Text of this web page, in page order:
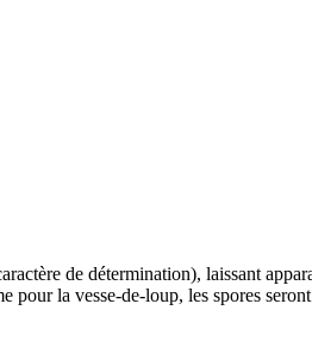
de détermination), laissant
la vesse-de-loup, les spores